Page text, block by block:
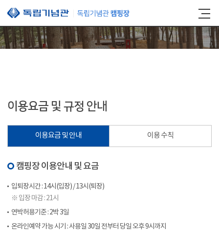
본문 바로가기
이용요금 및 규정 안내
이용요금 및 안내 이용 수칙
캠핑장 이용안내 및 요금
입퇴장시간 : 14시(입장) / 13시(퇴장)
※ 입장 마감 : 21시
연박허용기준 : 2박 3일
온라인예약 가능 시기 : 사용일 30일 전부터 당일 오후 9시까지